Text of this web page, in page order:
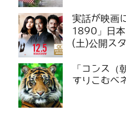
実話が映画
1890」日
(土)公開ス
「コンス（
すりこむベ